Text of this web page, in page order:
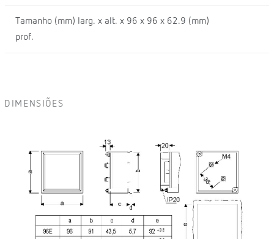
Tamanho (mm) larg. x alt. x
prof.
96 x 96 x 62.9 (mm)
DIMENSIÕES